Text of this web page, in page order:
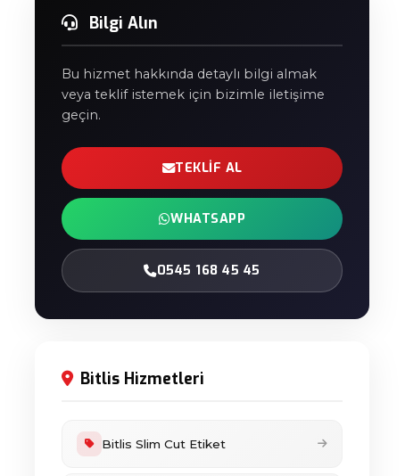
Bilgi Alın
Bu hizmet hakkında detaylı bilgi almak
veya teklif istemek için bizimle iletişime
geçin.
TEKLIF AL
WHATSAPP
0545 168 45 45
Bitlis Hizmetleri
Bitlis Slim Cut Etiket